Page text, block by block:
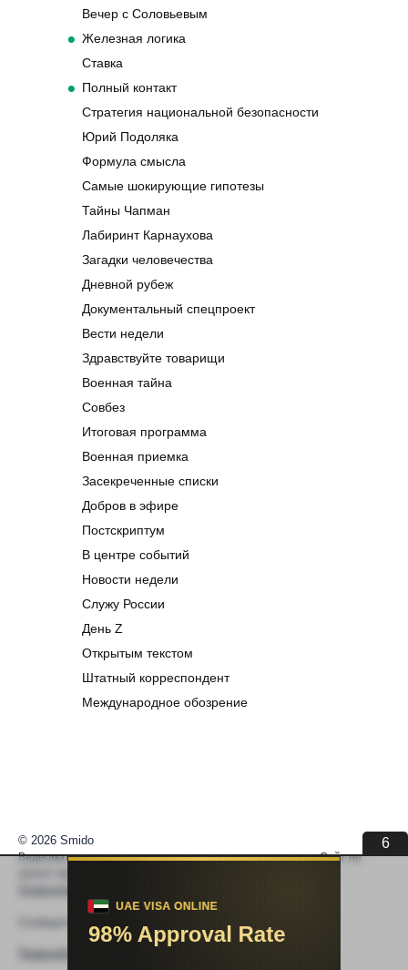
Вечер с Соловьевым
Железная логика
Ставка
Полный контакт
Стратегия национальной безопасности
Юрий Подоляка
Формула смысла
Самые шокирующие гипотезы
Тайны Чапман
Лабиринт Карнаухова
Загадки человечества
Дневной рубеж
Документальный спецпроект
Вести недели
Здравствуйте товарищи
Военная тайна
Совбез
Итоговая программа
Военная приемка
Засекреченные списки
Добров в эфире
Постскриптум
В центре событий
Новости недели
Служу России
День Z
Открытым текстом
Штатный корреспондент
Международное обозрение
6
© 2026 Smido
Видеоматериалы встраиваются из открытых источников. Сайт не
Видео не работает